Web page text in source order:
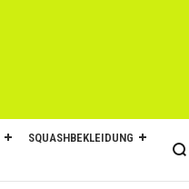
SQUASHBEKLEIDUNG